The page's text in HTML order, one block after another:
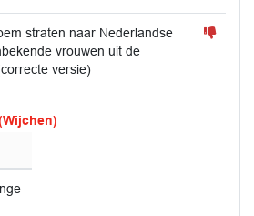
straten naar Nederlandse
vrouwen uit de
versie)